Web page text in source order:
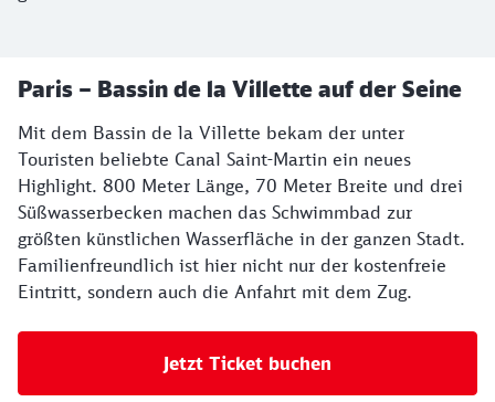
Paris – Bassin de la Villette auf der Seine
Mit dem Bassin de la Villette bekam der unter
Touristen beliebte Canal Saint-Martin ein neues
Highlight. 800 Meter Länge, 70 Meter Breite und drei
Süßwasserbecken machen das Schwimmbad zur
größten künstlichen Wasserfläche in der ganzen Stadt.
Familienfreundlich ist hier nicht nur der kostenfreie
Eintritt, sondern auch die Anfahrt mit dem Zug.
Jetzt Ticket buchen